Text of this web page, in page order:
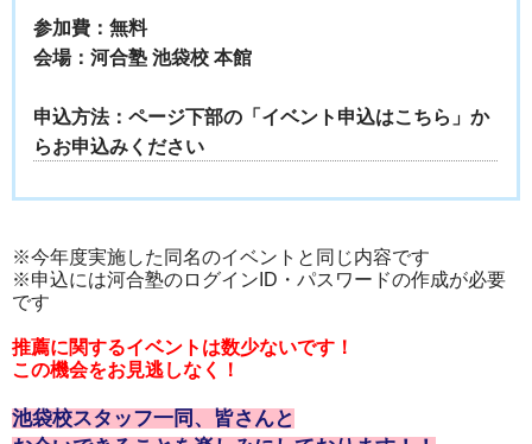
参加費：無料
会場：河合塾 池袋校 本館
申込方法：ページ下部の「イベント申込はこちら」か
らお申込みください
※今年度実施した同名のイベントと同じ内容です
※申込には河合塾のログインID・パスワードの作成が必要
です
推薦に関するイベントは数少ないです！
この機会をお見逃しなく！
池袋校スタッフ一同、皆さんと